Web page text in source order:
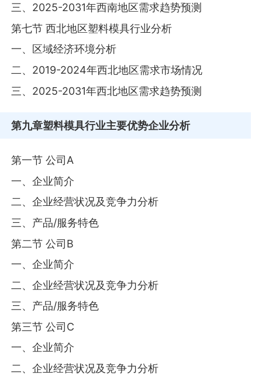
三、2025-2031年西南地区需求趋势预测
第七节 西北地区塑料模具行业分析
一、区域经济环境分析
二、2019-2024年西北地区需求市场情况
三、2025-2031年西北地区需求趋势预测
第九章塑料模具行业主要优势企业分析
第一节 公司A
一、企业简介
二、企业经营状况及竞争力分析
三、产品/服务特色
第二节 公司B
一、企业简介
二、企业经营状况及竞争力分析
三、产品/服务特色
第三节 公司C
一、企业简介
二、企业经营状况及竞争力分析